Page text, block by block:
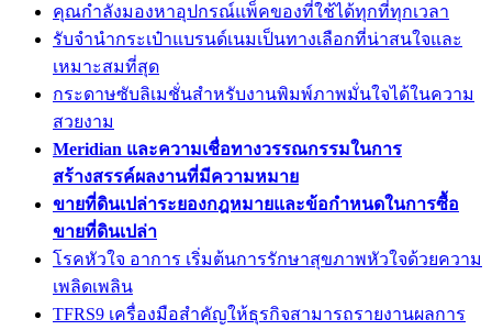
คุณกำลังมองหาอุปกรณ์แพ็คของที่ใช้ได้ทุกที่ทุกเวลา
รับจำนำกระเป๋าแบรนด์เนมเป็นทางเลือกที่น่าสนใจและ
เหมาะสมที่สุด
กระดาษซับลิเมชั่นสำหรับงานพิมพ์ภาพมั่นใจได้ในความ
สวยงาม
Meridian และความเชื่อทางวรรณกรรมในการ
สร้างสรรค์ผลงานที่มีความหมาย
ขายที่ดินเปล่าระยองกฎหมายและข้อกำหนดในการซื้อ
ขายที่ดินเปล่า
โรคหัวใจ อาการ เริ่มต้นการรักษาสุขภาพหัวใจด้วยความ
เพลิดเพลิน
TFRS9 เครื่องมือสำคัญให้ธุรกิจสามารถรายงานผลการ